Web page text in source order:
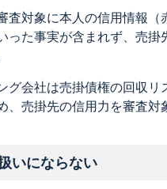
査対象に本人の信用情報（
った事実が含まれず、売掛
グ会社は売掛債権の回収リ
、売掛先の信用力を審査対
いにならない